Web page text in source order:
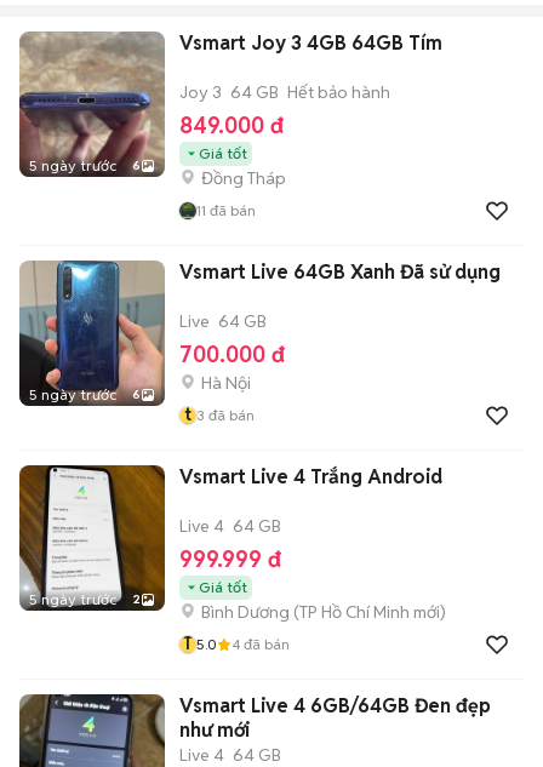
5 ngày trước 6
Vsmart Joy 3 4GB 64GB Tím
Joy 3 64 GB Hết bảo hành
849.000 đ
Giá tốt
Đồng Tháp
11 đã bán
5 ngày trước 6
Vsmart Live 64GB Xanh Đã sử dụng
Live 64 GB
700.000 đ
Hà Nội
t 3 đã bán
5 ngày trước 2
Vsmart Live 4 Trắng Android
Live 4 64 GB
999.999 đ
Giá tốt
Bình Dương (TP Hồ Chí Minh mới)
T 5.0 4 đã bán
Vsmart Live 4 6GB/64GB Đen đẹp
như mới
Live 4 64 GB